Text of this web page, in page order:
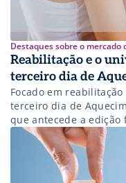
Destaques sobre o mercado
Reabilitação e o
terceiro dia de
Focado em
terceiro dia de
que antecede a
especialistas para um
discussão.
Hospitalar Hub, as
como um fenômeno a